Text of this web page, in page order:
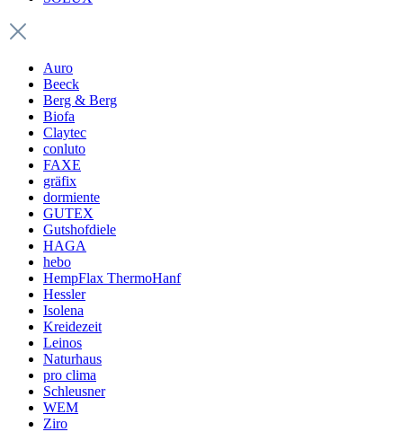
Auro
Beeck
Berg & Berg
Biofa
Claytec
conluto
FAXE
gräfix
dormiente
GUTEX
Gutshofdiele
HAGA
hebo
HempFlax ThermoHanf
Hessler
Isolena
Kreidezeit
Leinos
Naturhaus
pro clima
Schleusner
WEM
Ziro